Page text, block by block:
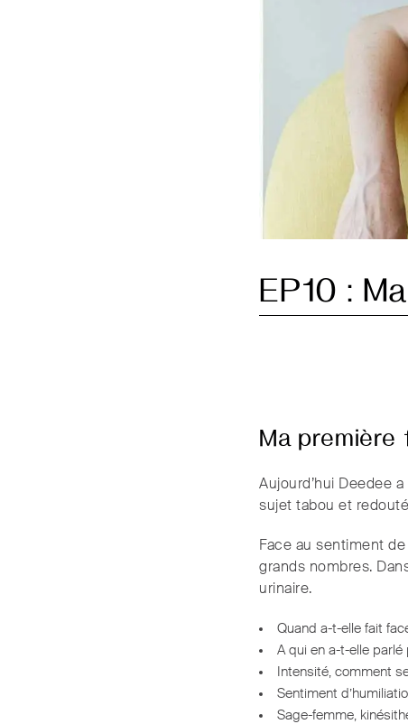
EP10 :
Ma première
Aujourd’hui Deedee
sujet tabou et
Face au sentiment
grands nombres.
urinaire.
Quand a-t-elle fait
A qui en a-t-elle parlé
Intensité, comment
Sentiment
Sage-femme,